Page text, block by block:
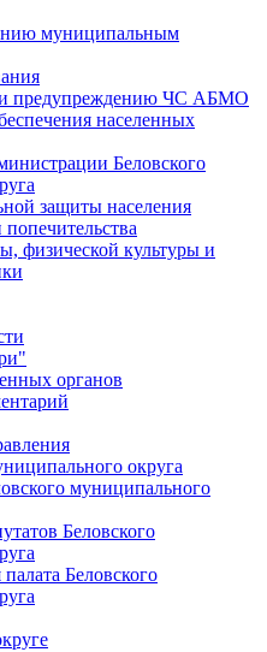
муниципальным
предупреждению ЧС АБМО
населенных
Беловского
защиты населения
физической культуры и
органов
округа
муниципального
Беловского
Беловского